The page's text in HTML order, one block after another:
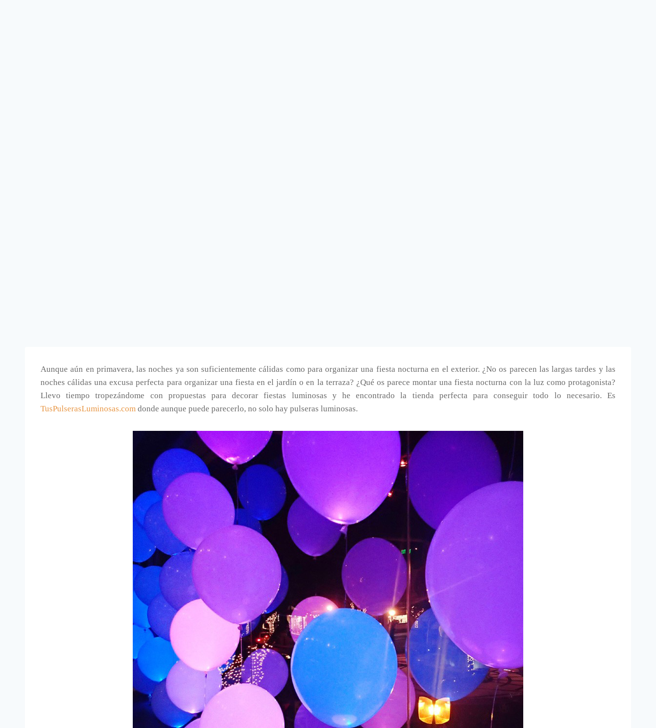
Aunque aún en primavera, las noches ya son suficientemente cálidas como para organizar una fiesta nocturna en el exterior. ¿No os parecen las largas tardes y las
noches cálidas una excusa perfecta para organizar una fiesta en el jardín o en la terraza? ¿Qué os parece montar una fiesta nocturna con la luz como protagonista?
Llevo tiempo tropezándome con propuestas para decorar fiestas luminosas y he encontrado la tienda perfecta para conseguir todo lo necesario. Es
TusPulserasLuminosas.com donde aunque puede parecerlo, no solo hay pulseras luminosas.